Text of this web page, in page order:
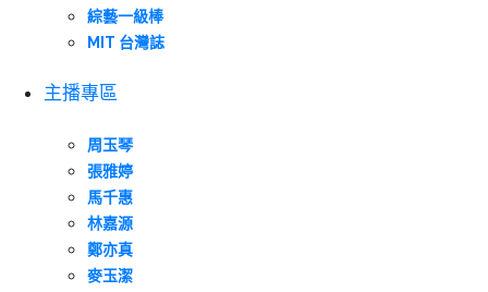
綜藝一級棒
MIT 台灣誌
主播專區
周玉琴
張雅婷
馬千惠
林嘉源
鄭亦真
麥玉潔